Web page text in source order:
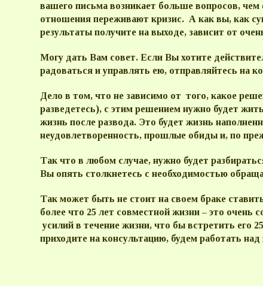
вашего письма возникает больше вопросов,
отношения переживают кризис. А как вы, как
результаты получите на выходе, зависит от
Могу дать Вам совет. Если Вы хотите
радоваться и управлять ею, отправляйтесь на
Дело в том, что не зависимо от того, какое
разведетесь), с этим решением нужно будет
жизнь после развода. Это будет жизнь
неудовлетворенность, прошлые обиды и, по
Так что в любом случае, нужно будет
Вы опять столкнетесь с необходимостью
Так может быть не стоит на своем браке
более что 25 лет совместной жизни – это
усилий в течение жизни, что бы встретить его
приходите на консультацию, будем работать